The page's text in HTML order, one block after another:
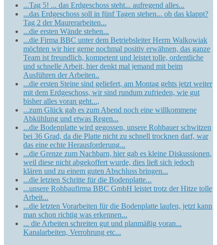
...Tag 5! ... das Erdgeschoss steht... aufregend alles...
...das Erdgeschoss soll in fünf Tagen stehen... ob das klappt?
Tag 2 der Maurerarbeiten...
...die ersten Wände stehen...
...die Firma BBC unter dem Betriebsleiter Herrn Walkowiak
möchten wir hier gerne nochmal positiv erwähnen, das ganze
Team ist freundlich, kompetent und leistet tolle, ordentliche
und schnelle Arbeit, hier denkt mal jemand mit beim
Ausführen der Arbeiten..
...die ersten Steine sind geliefert, am Montag gehts jetzt weiter
mit dem Erdgeschoss, wir sind rundum zufrieden, wie gut
bisher alles voran geht...,
...zum Glück gab es zum Abend noch eine willkommene
Abkühlung und etwas Regen...
...die Bodenplatte wird gegossen, unsere Rohbauer schwitzen
bei 36 Grad, da die Platte nicht zu schnell trocknen darf, war
das eine echte Herausforderung...
...die Grenze zum Nachbarn, hier gab es kleine Diskussionen,
weil diese nicht abgekoffert wurde, dies ließ sich jedoch
klären und zu einem guten Abschluss bringen...
...die letzten Schritte für die Bodenplatte...
...unsere Rohbaufirma BBC GmbH leistet trotz der Hitze tolle
Arbeit...
...die letzten Vorarbeiten für die Bodenplatte laufen, jetzt kann
man schon richtig was erkennen...
... die Arbeiten schreiten gut und planmäßig voran...
Kanalarbeiten, Verrohrung etc...